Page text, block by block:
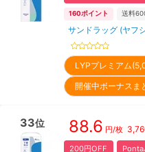
160ポイント 送料
サンドラッグ (ヤフ
LYPプレミアム
開催中ボーナス
33位 88.6 円/枚
200円OFF Ponta